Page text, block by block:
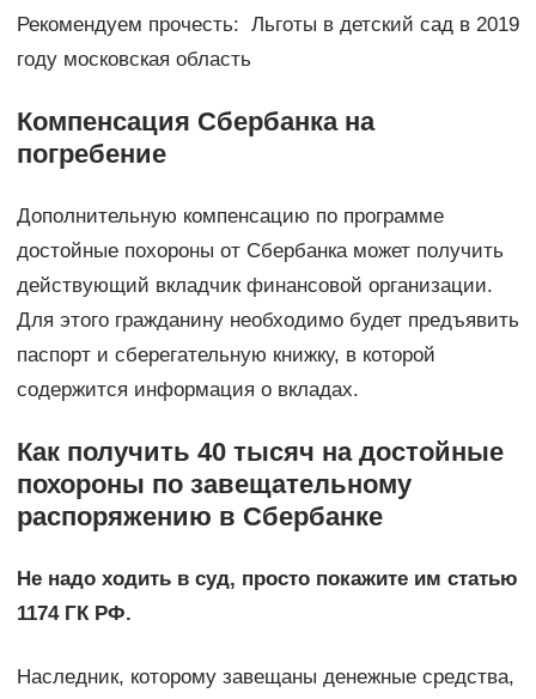
Рекомендуем прочесть: Льготы в детский сад в 2019
году московская область
Компенсация Сбербанка на
погребение
Дополнительную компенсацию по программе
достойные похороны от Сбербанка может получить
действующий вкладчик финансовой организации.
Для этого гражданину необходимо будет предъявить
паспорт и сберегательную книжку, в которой
содержится информация о вкладах.
Как получить 40 тысяч на достойные
похороны по завещательному
распоряжению в Сбербанке
Не надо ходить в суд, просто покажите им статью
1174 ГК РФ.
Наследник, которому завещаны денежные средства,